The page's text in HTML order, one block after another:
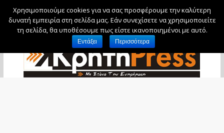
Σάββατο, 8 Αυγούστου, 2026
Χρησιμοποιούμε cookies για να σας προσφέρουμε την καλύτερη
δυνατή εμπειρία στη σελίδα μας. Εάν συνεχίσετε να χρησιμοποιείτε
τη σελίδα, θα υποθέσουμε πως είστε ικανοποιημένοι με αυτό.
Εντάξει Περισσότερα